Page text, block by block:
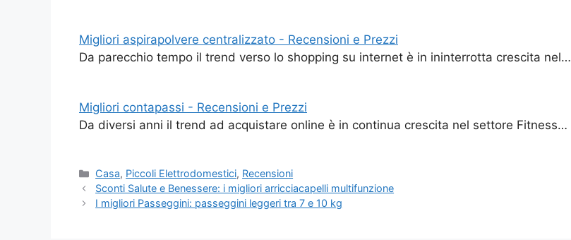
Migliori aspirapolvere centralizzato - Recensioni e Prezzi
Da parecchio tempo il trend verso lo shopping su internet è in ininterrotta crescita nel…
Migliori contapassi - Recensioni e Prezzi
Da diversi anni il trend ad acquistare online è in continua crescita nel settore Fitness…
Categorie
Casa, Piccoli Elettrodomestici, Recensioni
Sconti Salute e Benessere: i migliori arricciacapelli multifunzione
I migliori Passeggini: passeggini leggeri tra 7 e 10 kg